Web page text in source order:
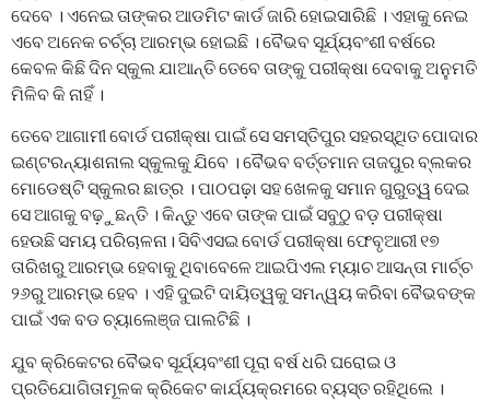
ଦେବେ । ଏନେଇ ତାଙ୍କର ଆଡମିଟ କାର୍ଡ ଜାରି ହୋଇସାରିଛି । ଏହାକୁ ନେଇ
ଏବେ ଅନେକ ଚର୍ଚ୍ଚା ଆରମ୍ଭ ହୋଇଛି । ବୈଭବ ସୂର୍ଯ୍ୟବଂଶୀ ବର୍ଷରେ
କେବଳ କିଛି ଦିନ ସ୍କୁଲ ଯାଆନ୍ତି ତେବେ ତାଙ୍କୁ ପରୀକ୍ଷା ଦେବାକୁ ଅନୁମତି
ମିଳିବ କି ନାହିଁ ।
ତେବେ ଆଗାମୀ ବୋର୍ଡ ପରୀକ୍ଷା ପାଇଁ ସେ ସମସ୍ତିପୁର ସହରସ୍ଥିତ ପୋଦାର
ଇଣ୍ଟରନ୍ୟାଶନାଲ ସ୍କୁଲକୁ ଯିବେ । ବୈଭବ ବର୍ତ୍ତମାନ ତାଜପୁର ବ୍ଲକର
ମୋଡେଷ୍ଟି ସ୍କୁଲର ଛାତ୍ର । ପାଠପଢ଼ା ସହ ଖେଳକୁ ସମାନ ଗୁରୁତ୍ୱ ଦେଇ
ସେ ଆଗକୁ ବଢ଼ୁଛନ୍ତି । କିନ୍ତୁ ଏବେ ତାଙ୍କ ପାଇଁ ସବୁଠୁ ବଡ଼ ପରୀକ୍ଷା
ହେଉଛି ସମୟ ପରିଚାଳନା। ସିବିଏସଇ ବୋର୍ଡ ପରୀକ୍ଷା ଫେବୃଆରୀ ୧୭
ତାରିଖରୁ ଆରମ୍ଭ ହେବାକୁ ଥିବାବେଳେ ଆଇପିଏଲ ମ୍ୟାଚ ଆସନ୍ତା ମାର୍ଚ୍ଚ
୨୬ରୁ ଆରମ୍ଭ ହେବ । ଏହି ଦୁଇଟି ଦାୟିତ୍ୱକୁ ସମନ୍ୱୟ କରିବା ବୈଭବଙ୍କ
ପାଇଁ ଏକ ବଡ ଚ୍ୟାଲେଞ୍ଜ ପାଲଟିଛି ।
ଯୁବ କ୍ରିକେଟର ବୈଭବ ସୂର୍ଯ୍ୟବଂଶୀ ପୂରା ବର୍ଷ ଧରି ଘରୋଇ ଓ
ପ୍ରତିଯୋଗିତାମୂଳକ କ୍ରିକେଟ କାର୍ଯ୍ୟକ୍ରମରେ ବ୍ୟସ୍ତ ରହିଥିଲେ ।